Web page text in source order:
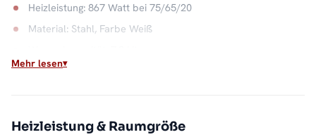
Heizleistung: 867 Watt bei 75/65/20
Material: Stahl, Farbe Weiß
Max. Betriebsdruck: 5 bar
Sauber ins Heizsystem integriert
Mehr lesen
Heizleistung & Raumgröße